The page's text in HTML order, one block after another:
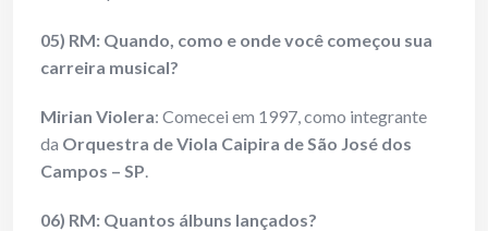
05) RM: Quando, como e onde você começou sua
carreira musical?
Mirian Violera: Comecei em 1997, como integrante
da Orquestra de Viola Caipira de São José dos
Campos – SP
06) RM: Quantos álbuns lançados?